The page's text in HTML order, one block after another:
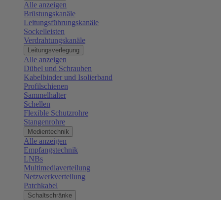
Alle anzeigen
Brüstungskanäle
Leitungsführungskanäle
Sockelleisten
Verdrahtungskanäle
Leitungsverlegung
Alle anzeigen
Dübel und Schrauben
Kabelbinder und Isolierband
Profilschienen
Sammelhalter
Schellen
Flexible Schutzrohre
Stangenrohre
Medientechnik
Alle anzeigen
Empfangstechnik
LNBs
Multimediaverteilung
Netzwerkverteilung
Patchkabel
Schaltschränke